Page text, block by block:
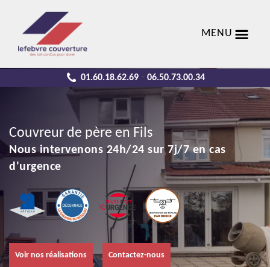
MENU
01.60.18.62.69 - 06.50.73.00.34
Couvreur de père en Fils
Nous intervenons 24h/24 sur 7j/7 en cas
d'urgence
Voir nos réalisations Contactez-nous